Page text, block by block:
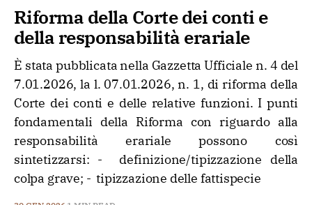
Riforma della Corte dei conti e
della responsabilità erariale
È stata pubblicata nella Gazzetta Ufficiale n. 4 del
7.01.2026, la l. 07.01.2026, n. 1, di riforma della
Corte dei conti e delle relative funzioni. I punti
fondamentali della Riforma con riguardo alla
responsabilità erariale possono così
sintetizzarsi: - definizione/tipizzazione della
colpa grave; - tipizzazione delle fattispecie